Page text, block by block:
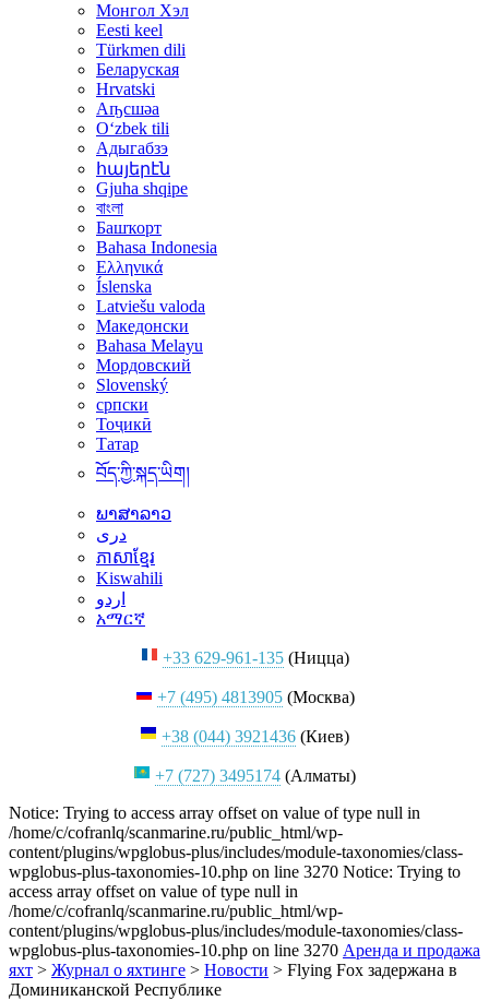
Монгол Хэл
Eesti keel
Türkmen dili
Беларуская
Hrvatski
Аҧсшәа
Oʻzbek tili
Адыгабзэ
հայերէն
Gjuha shqipe
বাংলা
Башҡорт
Bahasa Indonesia
Ελληνικά
Íslenska
Latviešu valoda
Македонски
Bahasa Melayu
Мордовский
Slovenský
српски
Тоҷикӣ
Татар
བོད་ཀྱི་སྐད་ཡིག།
ພາສາລາວ
دری
ភាសាខ្មែរ
Kiswahili
اردو
አማርኛ
+33 629-961-135(Ницца)
+7 (495) 4813905(Москва)
+38 (044) 3921436 (Киев)
+7 (727) 3495174 (Алматы)
Notice: Trying to access array offset on value of type null in
/home/c/cofranlq/scanmarine.ru/public_html/wp-
content/plugins/wpglobus-plus/includes/module-taxonomies/class-
wpglobus-plus-taxonomies-10.php on line 3270 Notice: Trying to
access array offset on value of type null in
/home/c/cofranlq/scanmarine.ru/public_html/wp-
content/plugins/wpglobus-plus/includes/module-taxonomies/class-
wpglobus-plus-taxonomies-10.php on line 3270 Аренда и продажа
яхт > Журнал о яхтинге > Новости > Flying Fox задержана в
Доминиканской Республике